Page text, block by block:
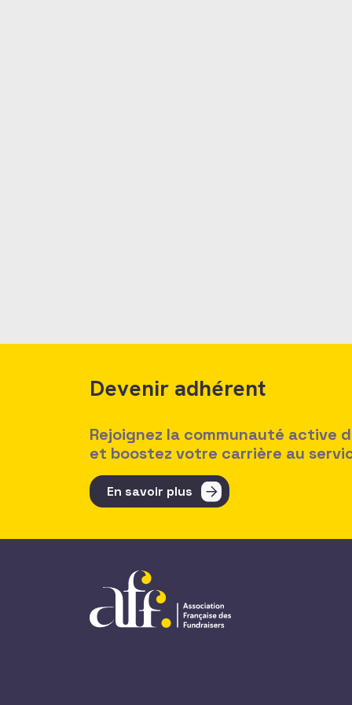
Devenir adhérent
Rejoignez la communauté
et boostez votre carrière au
En savoir plus